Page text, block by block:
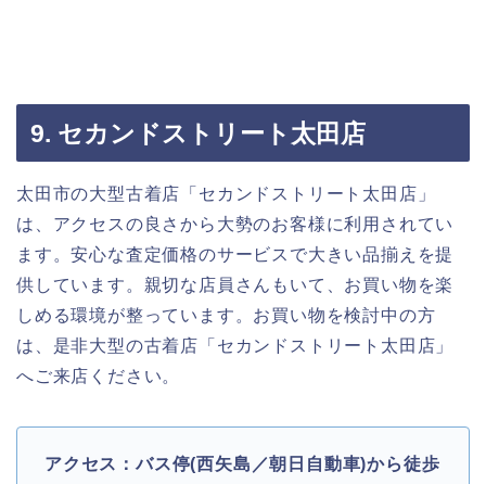
9. セカンドストリート太田店
太田市の大型古着店「セカンドストリート太田店」
は、アクセスの良さから大勢のお客様に利用されてい
ます。安心な査定価格のサービスで大きい品揃えを提
供しています。親切な店員さんもいて、お買い物を楽
しめる環境が整っています。お買い物を検討中の方
は、是非大型の古着店「セカンドストリート太田店」
へご来店ください。
アクセス：バス停(西矢島／朝日自動車)から徒歩